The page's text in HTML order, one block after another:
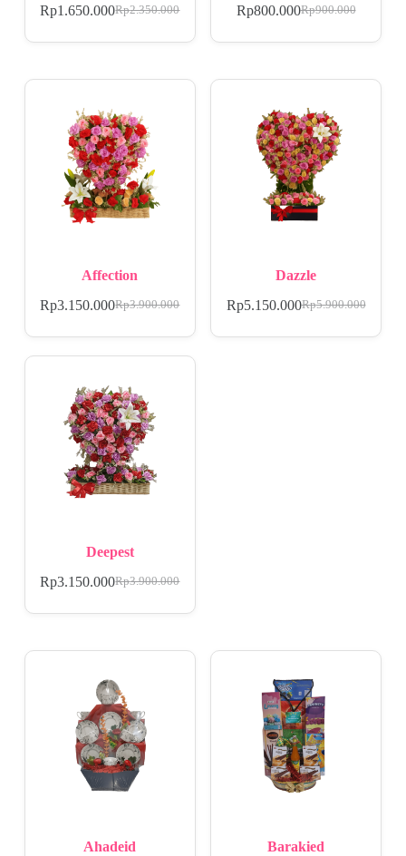
Rp2.350.000
Rp1.650.000 Rp900.000
Rp800.000
Affection
Rp3.900.000
Rp3.150.000
Dazzle
Rp5.900.000
Rp5.150.000
Deepest
Rp3.900.000
Rp3.150.000
Ahadeid Barakied